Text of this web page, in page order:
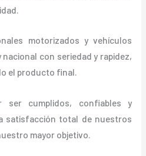
motorizados y vehículos
con seriedad y rapidez,
el producto final.
ser cumplidos, confiables y
satisfacción total de nuestros
mayor objetivo.